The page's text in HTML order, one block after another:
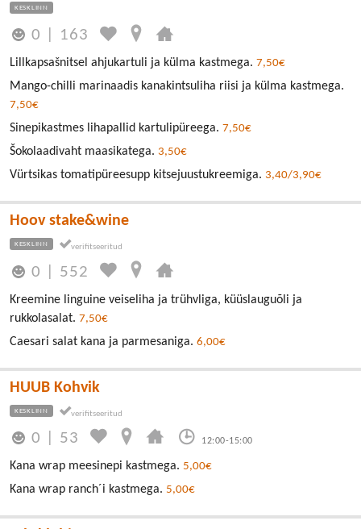
KESKLINN
0 163
Lillkapsašnitsel ahjukartuli ja külma kastmega. 7,50€
Mango-chilli marinaadis kanakintsuliha riisi ja külma kastmega.
7,50€
Sinepikastmes lihapallid kartulipüreega. 7,50€
Šokolaadivaht maasikatega. 3,50€
Vürtsikas tomatipüreesupp kitsejuustukreemiga. 3,40/3,90€
Hoov stake&wine
KESKLINN
0 552
Kreemine linguine veiseliha ja trühvliga, küüslauguõli ja
rukkolasalat. 7,50€
Caesari salat kana ja parmesaniga. 6,00€
HUUB Kohvik
KESKLINN
0 53 12:00-15:00
Kana wrap meesinepi kastmega. 5,00€
Kana wrap ranch´i kastmega. 5,00€